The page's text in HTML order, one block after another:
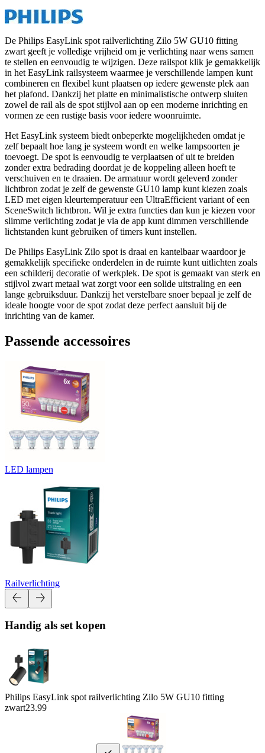
De Philips EasyLink spot railverlichting Zilo 5W GU10 fitting
zwart geeft je volledige vrijheid om je verlichting naar wens samen
te stellen en eenvoudig te wijzigen. Deze railspot klik je gemakkelijk
in het EasyLink railsysteem waarmee je verschillende lampen kunt
combineren en flexibel kunt plaatsen op iedere gewenste plek aan
het plafond. Dankzij het platte en minimalistische ontwerp sluiten
zowel de rail als de spot stijlvol aan op een moderne inrichting en
vormen ze een rustige basis voor iedere woonruimte.
Het EasyLink systeem biedt onbeperkte mogelijkheden omdat je
zelf bepaalt hoe lang je systeem wordt en welke lampsoorten je
toevoegt. De spot is eenvoudig te verplaatsen of uit te breiden
zonder extra bedrading doordat je de koppeling alleen hoeft te
verschuiven en te draaien. De armatuur wordt geleverd zonder
lichtbron zodat je zelf de gewenste GU10 lamp kunt kiezen zoals
LED met eigen kleurtemperatuur een UltraEfficient variant of een
SceneSwitch lichtbron. Wil je extra functies dan kun je kiezen voor
slimme verlichting zodat je via de app kunt dimmen verschillende
lichtstanden kunt gebruiken of timers kunt instellen.
De Philips EasyLink Zilo spot is draai en kantelbaar waardoor je
gemakkelijk specifieke onderdelen in de ruimte kunt uitlichten zoals
een schilderij decoratie of werkplek. De spot is gemaakt van sterk en
stijlvol zwart metaal wat zorgt voor een solide uitstraling en een
lange gebruiksduur. Dankzij het verstelbare snoer bepaal je zelf de
ideale hoogte voor de spot zodat deze perfect aansluit bij de
inrichting van de kamer.
Passende accessoires
LED lampen
Railverlichting
Handig als set kopen
Philips EasyLink spot railverlichting Zilo 5W GU10 fitting
zwart23.99